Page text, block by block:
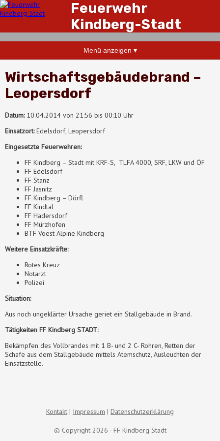
Feuerwehr
Kindberg-Stadt
Menü anzeigen ▾
Wirtschaftsgebäudebrand –
Leopersdorf
Datum: 10.04.2014 von 21:56 bis 00:10 Uhr
Einsatzort:Edelsdorf, Leopersdorf
Eingesetzte Feuerwehren:
FF Kindberg – Stadt mit KRF-S, TLFA 4000, SRF, LKW und ÖF
FF Edelsdorf
FF Stanz
FF Jasnitz
FF Kindberg – Dörfl
FF Kindtal
FF Hadersdorf
FF Mürzhofen
BTF Voest Alpine Kindberg
Weitere Einsatzkräfte:
Rotes Kreuz
Notarzt
Polizei
Situation:
Aus noch ungeklärter Ursache geriet ein Stallgebäude in Brand.
Tätigkeiten FF Kindberg STADT:
Bekämpfen des Vollbrandes mit 1 B- und 2 C- Rohren, Retten der
Schafe aus dem Stallgebäude mittels Atemschutz, Ausleuchten der
Einsatzstelle.
© Copyright 2026 - FF Kindberg Stadt
Kontakt Impressum Datenschutzerklärung